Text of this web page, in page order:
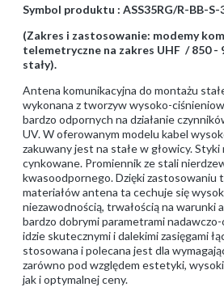
Symbol produktu : ASS35RG/R-BB-
(Zakres i zastosowanie: modemy
telemetryczne na zakres UHF / 850 -
stały).
Antena komunikacyjna do montażu
wykonana z tworzyw wysoko-
bardzo odpornych na działanie
UV. W oferowanym modelu kabel
zakuwany jest na stałe w głowicy. Styki
cynkowane. Promiennik ze stali
kwasoodpornego. Dzięki zastosowaniu
materiałów antena ta cechuje się
niezawodnością, trwałością na warunki
bardzo dobrymi parametrami
idzie skutecznymi i dalekimi zasięgami
stosowana i polecana jest dla
zarówno pod względem estetyki,
jak i optymalnej ceny.